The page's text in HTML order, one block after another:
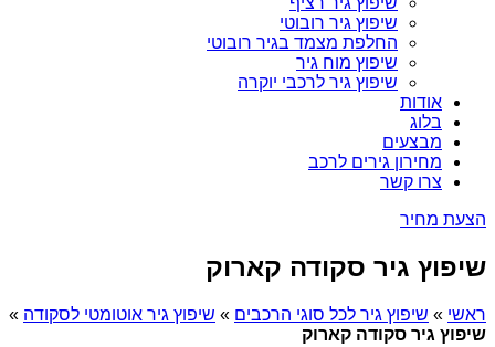
שיפוץ גיר רובוטי
החלפת מצמד בגיר רובוטי
שיפוץ מוח גיר
שיפוץ גיר לרכבי יוקרה
אודות
בלוג
מבצעים
מחירון גירים לרכב
צרו קשר
הצעת מחיר
שיפוץ גיר סקודה קארוק
ראשי » שיפוץ גיר לכל סוגי הרכבים » שיפוץ גיר אוטומטי לסקודה »
שיפוץ גיר סקודה קארוק